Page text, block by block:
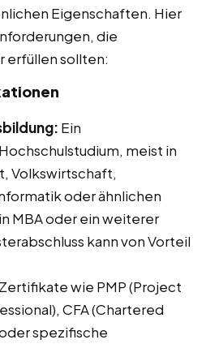
Eigenschaften. Hier
die
erfüllen sollten:
Ein
meist in
Volkswirtschaft,
oder ähnlichen
MBA oder ein weiterer
kann von Vorteil
Zertifikate wie PMP (Project
CFA (Chartered
spezifische